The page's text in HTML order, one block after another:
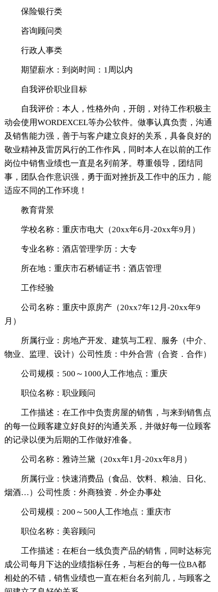
保险银行类
咨询顾问类
行政人事类
期望薪水：到岗时间：1周以内
自我评价职业目标
自我评价：本人，性格外向，开朗，对待工作积极主
动会使用WORDEXCEL等办公软件。做事认真负责，沟通
及销售能力强，善于与客户建立良好的关系，具备良好的
敬业精神及雷厉风行的工作作风，同时本人在以前的工作
岗位中销售业绩也一直是名列前茅。尊重领导，团结同
事，团队合作意识强，勇于面对挫折及工作中的压力，能
适应不同的工作环境！
教育背景
学校名称：重庆市电大（20xx年6月-20xx年9月）
专业名称：酒店管理学历：大专
所在地：重庆市石桥铺证书：酒店管理
工作经验
公司名称：重庆中原房产（20xx7年12月-20xx年9
月）
所属行业：房地产开发、建筑与工程、服务（中介、
物业、监理、设计）公司性质：中外合营（合资．合作）
公司规模：500～1000人工作地点：重庆
职位名称：职业顾问
工作描述：在工作中负责房屋的销售，与来到销售点
的每一位顾客建立好良好的沟通关系，并做好每一位顾客
的记录以便为后期的工作做好准备。
公司名称：雅诗兰黛（20xx年1月-20xx年8月）
所属行业：快速消费品（食品、饮料、粮油、日化、
烟酒…）公司性质：外商独资．外企办事处
公司规模：200～500人工作地点：重庆市
职位名称：美容顾问
工作描述：在柜台一线负责产品的销售，同时达标完
成公司每月下达的业绩指标任务，与柜台的每一位BA都
相处的不错，销售业绩也一直在柜台名列前几，与顾客之